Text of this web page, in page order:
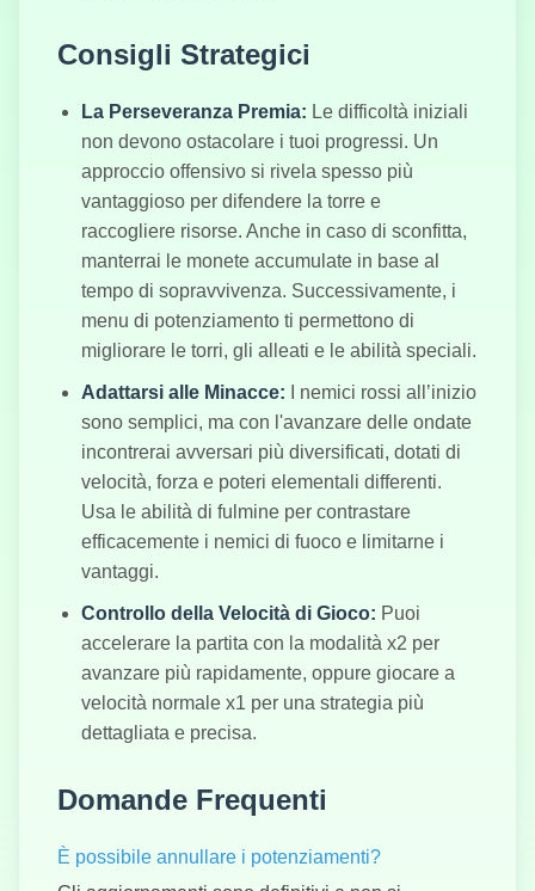
Consigli Strategici
La Perseveranza Premia: Le difficoltà iniziali
non devono ostacolare i tuoi progressi. Un
approccio offensivo si rivela spesso più
vantaggioso per difendere la torre e
raccogliere risorse. Anche in caso di sconfitta,
manterrai le monete accumulate in base al
tempo di sopravvivenza. Successivamente, i
menu di potenziamento ti permettono di
migliorare le torri, gli alleati e le abilità speciali.
Adattarsi alle Minacce: I nemici rossi all’inizio
sono semplici, ma con l'avanzare delle ondate
incontrerai avversari più diversificati, dotati di
velocità, forza e poteri elementali differenti.
Usa le abilità di fulmine per contrastare
efficacemente i nemici di fuoco e limitarne i
vantaggi.
Controllo della Velocità di Gioco: Puoi
accelerare la partita con la modalità x2 per
avanzare più rapidamente, oppure giocare a
velocità normale x1 per una strategia più
dettagliata e precisa.
Domande Frequenti
È possibile annullare i potenziamenti?